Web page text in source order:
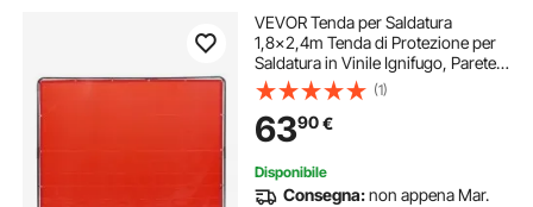
VEVOR Tenda per Saldatura
1,8x2,4m Tenda di Protezione per
Saldatura in Vinile Ignifugo, Parete
di Protezione per Saldatura con 4
Ruote Girevoli Coperta per
Saldatura con Protezione UV
Colore Rosso
(1)
6390€
Disponibile
Consegna:non appena Mar.